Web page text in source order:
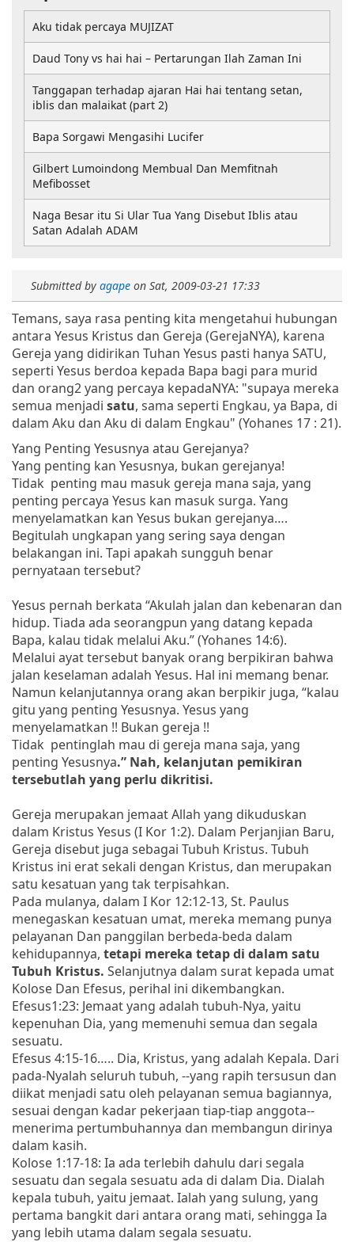
Submitted by agape on Sat, 2009-03-21 17:33
Temans, saya rasa penting kita mengetahui hubungan
antara Yesus Kristus dan Gereja (GerejaNYA), karena
Gereja yang didirikan Tuhan Yesus pasti hanya SATU,
seperti Yesus berdoa kepada Bapa bagi para murid
dan orang2 yang percaya kepadaNYA: "supaya mereka
semua menjadi satu, sama seperti Engkau, ya Bapa, di
dalam Aku dan Aku di dalam Engkau" (Yohanes 17 : 21).
Yang Penting Yesusnya atau Gerejanya?
Yang penting kan Yesusnya, bukan gerejanya!
Tidak penting mau masuk gereja mana saja, yang
penting percaya Yesus kan masuk surga. Yang
menyelamatkan kan Yesus bukan gerejanya….
Begitulah ungkapan yang sering saya dengan
belakangan ini. Tapi apakah sungguh benar
pernyataan tersebut?
Yesus pernah berkata “Akulah jalan dan kebenaran dan
hidup. Tiada ada seorangpun yang datang kepada
Bapa, kalau tidak melalui Aku.” (Yohanes 14:6).
Melalui ayat tersebut banyak orang berpikiran bahwa
jalan keselaman adalah Yesus. Hal ini memang benar.
Namun kelanjutannya orang akan berpikir juga, “kalau
gitu yang penting Yesusnya. Yesus yang
menyelamatkan !! Bukan gereja !!
Tidak pentinglah mau di gereja mana saja, yang
penting Yesusnya.” Nah, kelanjutan pemikiran
tersebutlah yang perlu dikritisi.
Gereja merupakan jemaat Allah yang dikuduskan
dalam Kristus Yesus (I Kor 1:2). Dalam Perjanjian Baru,
Gereja disebut juga sebagai Tubuh Kristus. Tubuh
Kristus ini erat sekali dengan Kristus, dan merupakan
satu kesatuan yang tak terpisahkan.
Pada mulanya, dalam I Kor 12:12-13, St. Paulus
menegaskan kesatuan umat, mereka memang punya
pelayanan Dan panggilan berbeda-beda dalam
kehidupannya, tetapi mereka tetap di dalam satu
Tubuh Kristus. Selanjutnya dalam surat kepada umat
Kolose Dan Efesus, perihal ini dikembangkan.
Efesus1:23: Jemaat yang adalah tubuh-Nya, yaitu
kepenuhan Dia, yang memenuhi semua dan segala
sesuatu.
Efesus 4:15-16….. Dia, Kristus, yang adalah Kepala. Dari
pada-Nyalah seluruh tubuh, --yang rapih tersusun dan
diikat menjadi satu oleh pelayanan semua bagiannya,
sesuai dengan kadar pekerjaan tiap-tiap anggota--
menerima pertumbuhannya dan membangun dirinya
dalam kasih.
Kolose 1:17-18: Ia ada terlebih dahulu dari segala
sesuatu dan segala sesuatu ada di dalam Dia. Dialah
kepala tubuh, yaitu jemaat. Ialah yang sulung, yang
pertama bangkit dari antara orang mati, sehingga Ia
yang lebih utama dalam segala sesuatu.
Aku tidak percaya MUJIZAT
Daud Tony vs hai hai – Pertarungan Ilah Zaman Ini
Tanggapan terhadap ajaran Hai hai tentang setan,
iblis dan malaikat (part 2)
Bapa Sorgawi Mengasihi Lucifer
Gilbert Lumoindong Membual Dan Memfitnah
Mefibosset
Naga Besar itu Si Ular Tua Yang Disebut Iblis atau
Satan Adalah ADAM